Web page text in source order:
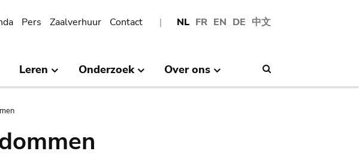
NL FR EN DE 中文
Pers Zaalverhuur Contact
Leren Onderzoek Over ons